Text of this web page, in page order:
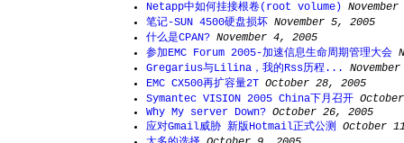
Netapp中如何挂接根卷(root volume)
笔记-SUN 4500硬盘损坏 November 5, 2005
什么是CPAN? November 4, 2005
参加EMC Forum 2005-加速信息生命周期管理大会
Gregarius与Lilina，我的Rss历程...
EMC CX500再扩容量2T October 28, 2005
Symantec VISION 2005 China下月召开
Why My server Down? October 26, 2005
应对Gmail威胁 新版Hotmail正式公测
October